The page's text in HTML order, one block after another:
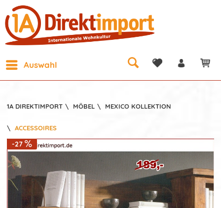
Auswahl
1A DIREKTIMPORT \ MÖBEL \ MEXICO KOLLEKTION
\ ACCESSOIRES
-27